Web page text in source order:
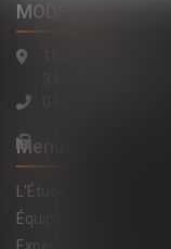
MODELE ALTO
Menu
L'Étude
Équipe